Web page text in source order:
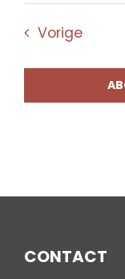
Vorige
CONTACT